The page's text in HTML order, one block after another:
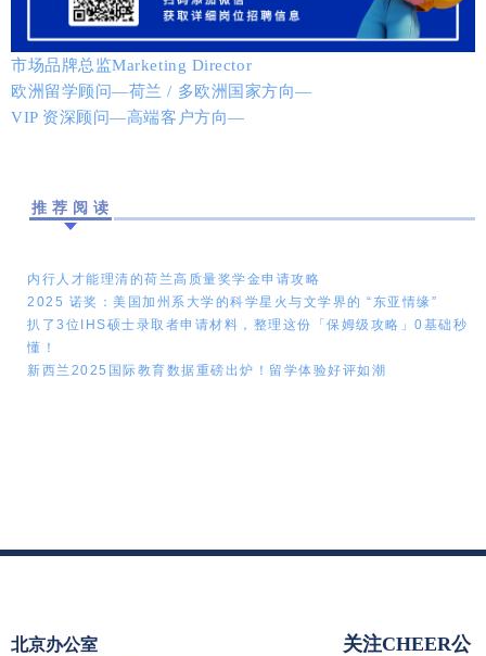
市场品牌总监Marketing Director
欧洲留学顾问—荷兰 / 多欧洲国家方向—
VIP 资深顾问—高端客户方向—
推荐阅读
内行人才能理清的荷兰高质量奖学金申请攻略
2025 诺奖：美国加州系大学的科学星火与文学界的 “东亚情缘”
扒了3位IHS硕士录取者申请材料，整理这份「保姆级攻略」0基础秒
懂！
新西兰2025国际教育数据重磅出炉！留学体验好评如潮
关注CHEER公
北京办公室